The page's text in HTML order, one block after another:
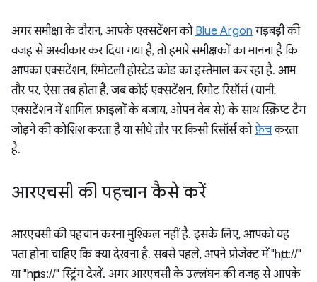
अगर समीक्षा के दौरान, आपके एक्सटेंशन को Blue Argon गड़बड़ी की
वजह से अस्वीकार कर दिया गया है, तो हमारे समीक्षकों का मानना है कि
आपका एक्सटेंशन, रिमोटली होस्टेड कोड का इस्तेमाल कर रहा है. आम
तौर पर, ऐसा तब होता है, जब कोई एक्सटेंशन, रिमोट रिसॉर्स (यानी,
एक्सटेंशन में शामिल फ़ाइलों के बजाय, ओपन वेब से) के साथ स्क्रिप्ट टैग
जोड़ने की कोशिश करता है या सीधे तौर पर किसी रिसॉर्स कोफ़ेचकरता
है.
आरएचसी की पहचान कैसे करें
आरएचसी की पहचान करना मुश्किल नहीं है. इसके लिए, आपको यह
पता होना चाहिए कि क्या देखना है. सबसे पहले, अपने प्रोजेक्ट में "http://"
या "https://" स्ट्रिंग देखें. अगर आरएचसी के उल्लंघन की वजह से आपके